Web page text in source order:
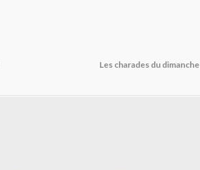
Les charades du dimanche